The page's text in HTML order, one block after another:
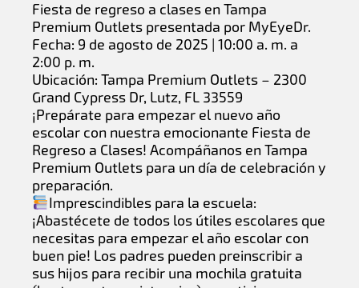
Fiesta de regreso a clases en Tampa
Premium Outlets presentada por MyEyeDr.
Fecha: 9 de agosto de 2025 | 10:00 a. m. a
2:00 p. m.
Ubicación: Tampa Premium Outlets – 2300
Grand Cypress Dr, Lutz, FL 33559
¡Prepárate para empezar el nuevo año
escolar con nuestra emocionante Fiesta de
Regreso a Clases! Acompáñanos en Tampa
Premium Outlets para un día de celebración y
preparación.
Imprescindibles para la escuela:
¡Abastécete de todos los útiles escolares que
necesitas para empezar el año escolar con
buen pie! Los padres pueden preinscribir a
sus hijos para recibir una mochila gratuita